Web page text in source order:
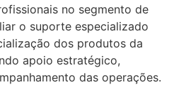
no segmento de
o suporte especializado
dos produtos da
apoio estratégico,
das operações.